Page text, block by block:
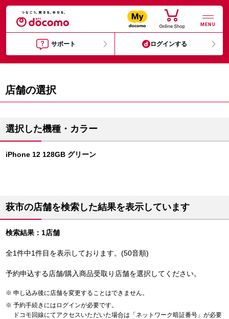
MENU
サポート ログインする
店舗の選択
選択した機種・カラー
iPhone 12 128GB グリーン
萩市の店舗を検索した結果を表示しています
検索結果：1店舗
全1件中1件目を表示しております。(50音順)
予約申込する店舗/購入商品受取り店舗を選択してください。
申し込み後に店舗を変更することはできません。
予約手続きにはログインが必要です。
ドコモ回線にてアクセスいただいた場合は「ネットワーク暗証番号」が必要